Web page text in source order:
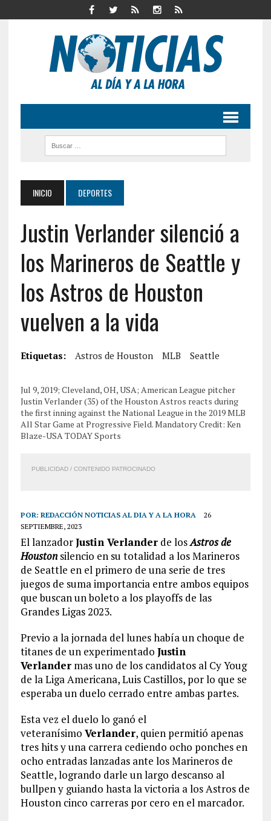
INICIO DEPORTES
Justin Verlander silenció a
los Marineros de Seattle y
los Astros de Houston
vuelven a la vida
Etiquetas: Astros de Houston MLB Seattle
Jul 9, 2019; Cleveland, OH, USA; American League pitcher
Justin Verlander (35) of the Houston Astros reacts during
the first inning against the National League in the 2019 MLB
All Star Game at Progressive Field. Mandatory Credit: Ken
Blaze-USA TODAY Sports
PUBLICIDAD / CONTENIDO PATROCINADO
POR: REDACCIÓN NOTICIAS AL DIA Y A LA HORA
26
SEPTIEMBRE, 2023
El lanzadorJustin Verlanderde losAstros de
Houstonsilencio en su totalidad a los Marineros
de Seattle en el primero de una serie de tres
juegos de suma importancia entre ambos equipos
que buscan un boleto a los playoffs de las
Grandes Ligas 2023.
Previo a la jornada del lunes había un choque de
titanes de un experimentado Justin
Verlandermas uno de los candidatos al Cy Youg
de la Liga Americana, Luis Castillos, por lo que se
esperaba un duelo cerrado entre ambas partes.
Esta vez el duelo lo ganó el
veteranísimo Verlander, quien permitió apenas
tres hits y una carrera cediendo ocho ponches en
ocho entradas lanzadas ante los Marineros de
Seattle, logrando darle un largo descanso al
bullpen y guiando hasta la victoria a los Astros de
Houston cinco carreras por cero en el marcador.